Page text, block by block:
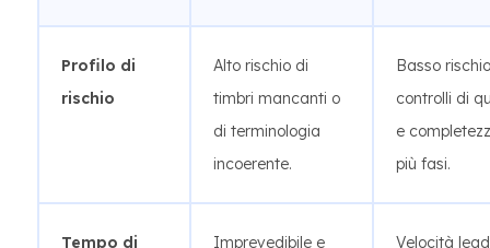
Profilo di
rischio
Alto rischio di
timbri mancanti o
di terminologia
incoerente.
Basso
controlli di
e
più fasi.
Tempo di
Imprevedibile e
Velocità